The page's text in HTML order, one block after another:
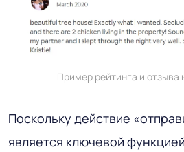
Пример рейтинга и отзыва
Поскольку действие
является ключевой